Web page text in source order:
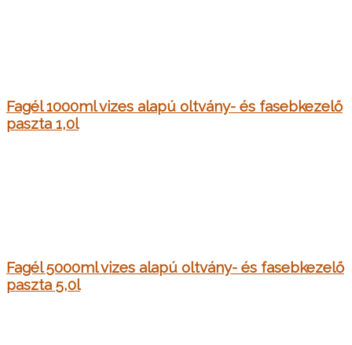
Fagél 1000ml vizes alapú oltvány- és fasebkezelő
paszta 1,0l
Fagél 5000ml vizes alapú oltvány- és fasebkezelő
paszta 5,0l